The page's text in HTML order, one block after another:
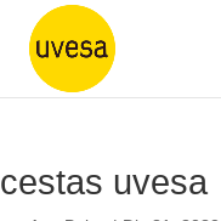
cestas uvesa